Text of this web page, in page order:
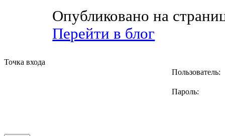
Опубликовано на
Перейти в блог
Точка входа
Пользователь:
Пароль: